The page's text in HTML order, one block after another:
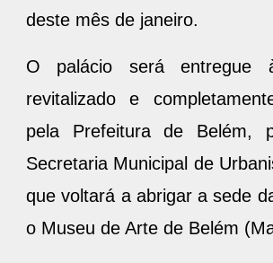
deste mês de janeiro.
O palácio será entregue
revitalizado e
pela Prefeitura de Belém,
Secretaria Municipal de
que voltará a abrigar a sede
o Museu de Arte de Belém